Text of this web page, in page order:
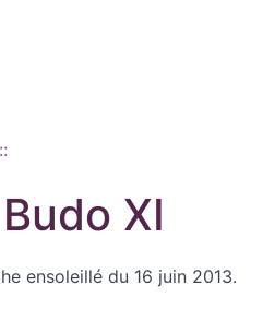
XI
ensoleillé du 16 juin 2013.